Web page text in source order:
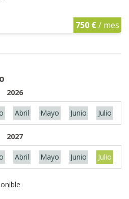
750 €/ mes
2026
Abril Mayo Junio Julio
2027
Abril Mayo Junio Julio